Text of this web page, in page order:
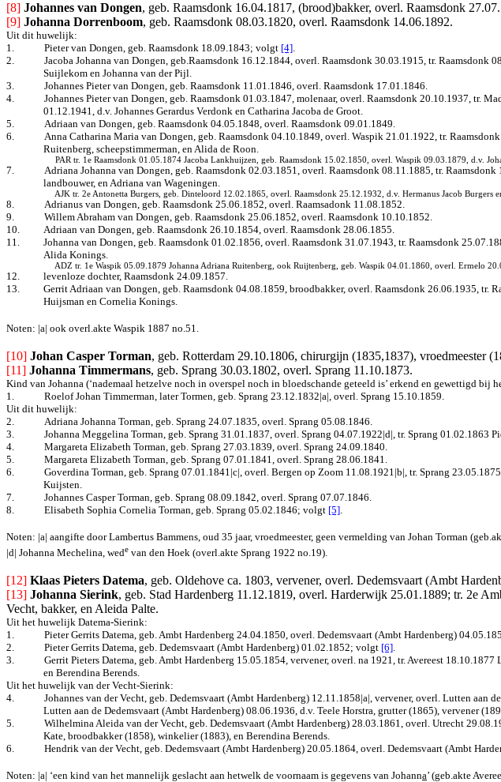
[8] Johannes van Dongen, geb. Raamsdonk 16.04.1817, (brood)bakker, overl. Raamsdonk
[9] Johanna Dorrenboom, geb. Raamsdonk 08.03.1820, overl. Raamsdonk 14.06.1892.
Uit dit huwelijk:
1.
Pieter van Dongen, geb. Raamsdonk 18.09.1843; volgt [4].
2.
Jacoba Johanna van Dongen, geb.Raamsdonk 16.12.1844, overl. Raamsdonk 30.03.1915, tr.
Suijlekom en Johanna van der Pijl.
3.
Johannes Pieter van Dongen, geb. Raamsdonk 11.01.1846, overl. Raamsdonk 17.01.1846.
4.
Johannes Pieter van Dongen, geb. Raamsdonk 01.03.1847, molenaar, overl. Raamsdonk 20.10.1937, tr.
01.12.1941, d.v. Johannes Gerardus Verdonk en Catharina Jacoba de Groot.
5.
Adriaan van Dongen, geb. Raamsdonk 04.05.1848, overl. Raamsdonk 09.01.1849.
6.
Anna Catharina Maria van Dongen, geb. Raamsdonk 04.10.1849, overl. Waspik 21.01.1922, tr.
Ruitenberg, scheepstimmerman, en Alida de Roon.
PAR tr. 1e Raamsdonk 01.05.1874 Jacoba Lankhuijzen, geb. Raamsdonk 15.02.1850, overl. Waspik 09.03.1879, d.v.
7.
Adriana Johanna van Dongen, geb. Raamsdonk 02.03.1851, overl. Raamsdonk 08.11.1885, tr.
landbouwer, en Adriana van Wageningen.
AJK tr. 2e Antonetta Burgers, geb. Dinteloord 12.02.1865, overl. Raamsdonk 25.12.1932, d.v. Hermanus Jacob Burgers
8.
Adrianus van Dongen, geb. Raamsdonk 25.06.1852, overl. Raamsadonk 11.08.1852.
9.
Willem Abraham van Dongen, geb. Raamsdonk 25.06.1852, overl. Raamsdonk 10.10.1852.
10.
Adriaan van Dongen, geb. Raamsdonk 26.10.1854, overl. Raamsdonk 28.06.1855.
11.
Johanna van Dongen, geb. Raamsdonk 01.02.1856, overl. Raamsdonk 31.07.1943, tr. Raamsdonk
Alida Konings.
ADZ tr. 1e Waspik 05.09.1879 Johanna Adriana Ruitenberg, ook Ruijtenberg, geb. Waspik 04.01.1860, overl. Ermelo
12.
levenloze dochter, Raamsdonk 24.09.1857.
13.
Gerrit Adriaan van Dongen, geb. Raamsdonk 04.08.1859, broodbakker, overl. Raamsdonk 26.06.1935,
Huijsman en Cornelia Konings.
Noten: |a| ook overl.akte Waspik 1887 no.51.
[10] Johan Casper Torman, geb. Rotterdam 29.10.1806, chirurgijn (1835,1837), vroedmeester
[11] Johanna Timmermans, geb. Sprang 30.03.1802, overl. Sprang 11.10.1873.
Kind van Johanna (‘nademaal hetzelve noch in overspel noch in bloedschande geteeld is’ erkend en gewettigd bij
1.
Roelof Johan Timmerman, later Tormen, geb. Sprang 23.12.1832|a|, overl. Sprang 15.10.1859.
Uit dit huwelijk:
2.
Adriana Johanna Torman, geb. Sprang 24.07.1835, overl. Sprang 05.08.1846.
3.
Johanna Meggelina Torman, geb. Sprang 31.01.1837, overl. Sprang 04.07.1922|d|, tr. Sprang
4.
Margareta Elizabeth Torman, geb. Sprang 27.03.1839, overl. Sprang 24.09.1840.
5.
Margareta Elizabeth Torman, geb. Sprang 07.01.1841, overl. Sprang 28.06.1841.
6.
Goverdina Torman, geb. Sprang 07.01.1841|c|, overl. Bergen op Zoom 11.08.1921|b|, tr. Sprang
Kuijsten.
7.
Johannes Casper Torman, geb. Sprang 08.09.1842, overl. Sprang 07.07.1846.
8.
Elisabeth Sophia Cornelia Torman, geb. Sprang 05.02.1846; volgt [5].
Noten: |a| aangifte door Lambertus Bammens, oud 35 jaar, vroedmeester, geen vermelding van Johan Torman
|d| Johanna Mechelina, wede van den Hoek (overl.akte Sprang 1922 no.19).
[12] Klaas Pieters Datema, geb. Oldehove ca. 1803, vervener, overl. Dedemsvaart (Ambt
[13] Johanna Sierink, geb. Stad Hardenberg 11.12.1819, overl. Harderwijk 25.01.1889; tr. 2e
Vecht, bakker, en Aleida Palte.
Uit het huwelijk Datema-Sierink:
1.
Pieter Gerrits Datema, geb. Ambt Hardenberg 24.04.1850, overl. Dedemsvaart (Ambt Hardenberg)
2.
Pieter Gerrits Datema, geb. Dedemsvaart (Ambt Hardenberg) 01.02.1852; volgt [6]
3.
Gerrit Pieters Datema, geb. Ambt Hardenberg 15.05.1854, vervener, overl. na 1921, tr. Avereest
en Berendina Berends.
Uit het huwelijk van der Vecht-Sierink:
4.
Johannes van der Vecht, geb. Dedemsvaart (Ambt Hardenberg) 12.11.1858|a|, vervener, overl. Lutten aan
Lutten aan de Dedemsvaart (Ambt Hardenberg) 08.06.1936, d.v. Teele Horstra, grutter (1865), vervener
5.
Wilhelmina Aleida van der Vecht, geb. Dedemsvaart (Ambt Hardenberg) 28.03.1861, overl. Utrecht
Kate, broodbakker (1858), winkelier (1883), en Berendina Berends.
6.
Hendrik van der Vecht, geb. Dedemsvaart (Ambt Hardenberg) 20.05.1864, overl. Dedemsvaart (Ambt
Noten: |a| ‘een kind van het mannelijk geslacht aan hetwelk de voornaam is gegevens van Johanna’ (geb.akte